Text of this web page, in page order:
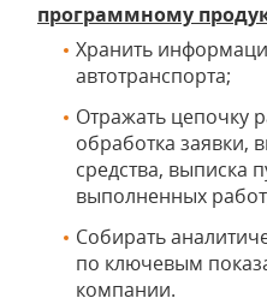
программному
Хранить
автотранспорта;
Отражать цепочку
обработка заявки,
средства, выписка
выполненных
Собирать
по ключевым
компании.